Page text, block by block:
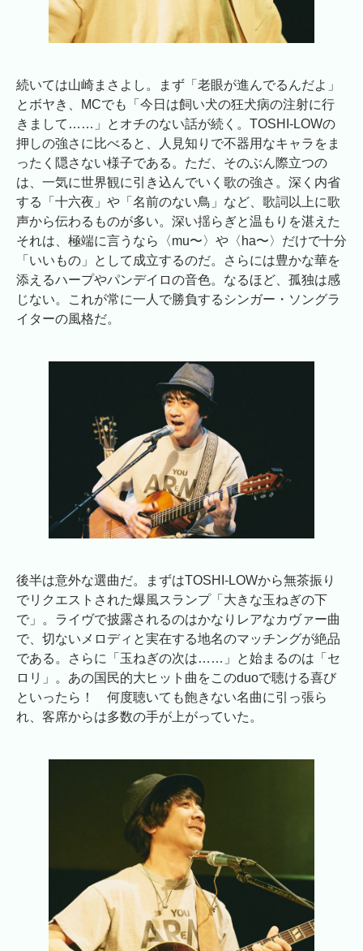
続いては山崎まさよし。まず「老眼が進んでるんだよ」
とボヤき、MCでも「今日は飼い犬の狂犬病の注射に行
きまして……」とオチのない話が続く。TOSHI-LOWの
押しの強さに比べると、人見知りで不器用なキャラをま
ったく隠さない様子である。ただ、そのぶん際立つの
は、一気に世界観に引き込んでいく歌の強さ。深く内省
する「十六夜」や「名前のない鳥」など、歌詞以上に歌
声から伝わるものが多い。深い揺らぎと温もりを湛えた
それは、極端に言うなら〈mu〜〉や〈ha〜〉だけで十分
「いいもの」として成立するのだ。さらには豊かな華を
添えるハープやパンデイロの音色。なるほど、孤独は感
じない。これが常に一人で勝負するシンガー・ソングラ
イターの風格だ。
後半は意外な選曲だ。まずはTOSHI-LOWから無茶振り
でリクエストされた爆風スランプ「大きな玉ねぎの下
で」。ライヴで披露されるのはかなりレアなカヴァー曲
で、切ないメロディと実在する地名のマッチングが絶品
である。さらに「玉ねぎの次は……」と始まるのは「セ
ロリ」。あの国民的大ヒット曲をこのduoで聴ける喜び
といったら！ 何度聴いても飽きない名曲に引っ張ら
れ、客席からは多数の手が上がっていた。